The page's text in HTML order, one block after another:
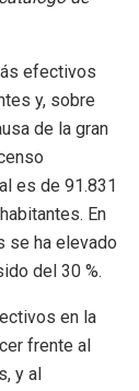
efectivos
y, sobre
de la gran
es de 91.831
En
se ha elevado
del 30 %.
en la
frente al
y al